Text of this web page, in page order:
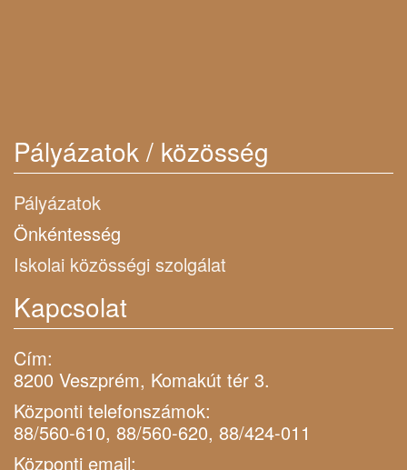
Pályázatok / közösség
Pályázatok
Önkéntesség
Iskolai közösségi szolgálat
Kapcsolat
Cím:
8200 Veszprém, Komakút tér 3.
Központi telefonszámok:
88/560-610, 88/560-620, 88/424-011
Központi email: